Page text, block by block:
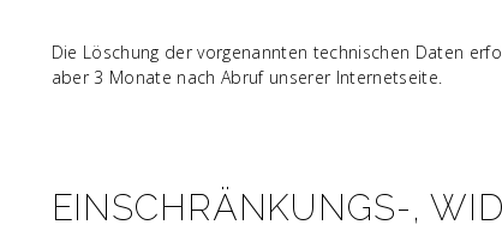
Die Löschung der vorgenannten technischen Daten
aber 3 Monate nach Abruf unserer Internetseite.
EINSCHRÄNKUNGS-,